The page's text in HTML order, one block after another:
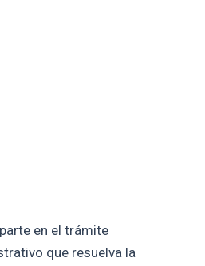
en el trámite
que resuelva la